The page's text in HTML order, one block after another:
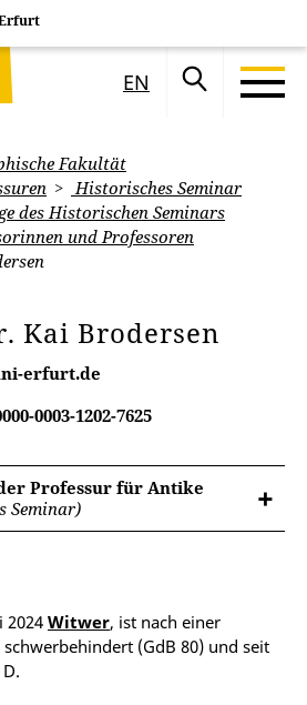
EN
Fakultät
Historisches Seminar
des Historischen Seminars
und Professoren
Kai Brodersen
erfurt.de
0003-1202-7625
Professur für Antike
Seminar)
2024 Witwer, ist nach einer
(GdB 80) und seit